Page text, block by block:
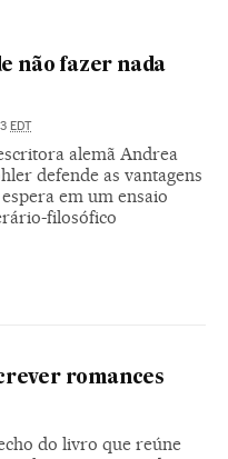
não fazer nada
EDT
alemã Andrea
defende as vantagens
em um ensaio
filosófico
romances
do livro que reúne